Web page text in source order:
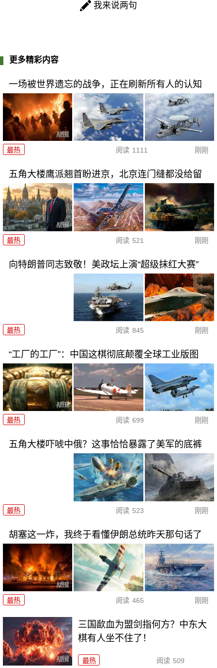
我来说两句
更多精彩内容
一场被世界遗忘的战争，正在刷新所有人的认知
最热 阅读 1111 刚刚
五角大楼鹰派翘首盼进京，北京连门缝都没给留
最热 阅读 521 刚刚
向特朗普同志致敬！美政坛上演“超级抹红大赛”
最热 阅读 845 刚刚
“工厂的工厂”：中国这棋彻底颠覆全球工业版图
最热 阅读 699 刚刚
五角大楼吓唬中俄？这事恰恰暴露了美军的底裤
最热 阅读 523 刚刚
胡塞这一炸，我终于看懂伊朗总统昨天那句话了
最热 阅读 465 刚刚
三国歃血为盟剑指何方？中东大
棋有人坐不住了！
最热 阅读 509